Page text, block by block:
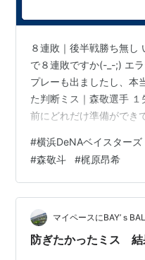
８連敗｜後半戦勝ち無し
で８連敗ですか(-_-;) エ
プレーも出ましたし、本
た判断ミス｜森敬選手
前にどれだけ準備ができ
置、牧選手の守備位置、
る打球によってはどう動
ころはあると思いますが
えて準備できていたか。
いった部分が本当にもっ
いる能力はチーム内でも
#横浜DeNAベイスターズ
#森敬斗 #梶原昂希
マイペースにBAY’ｓ
防ぎたかったミス